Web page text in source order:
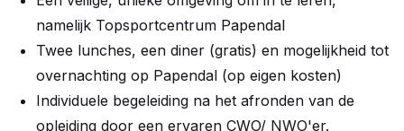
namelijk Topsportcentrum Papendal
Twee lunches, een diner (gratis) en mogelijkheid tot
overnachting op Papendal (op eigen kosten)
Individuele begeleiding na het afronden van de
opleiding door een ervaren CWO/ NWO'er.